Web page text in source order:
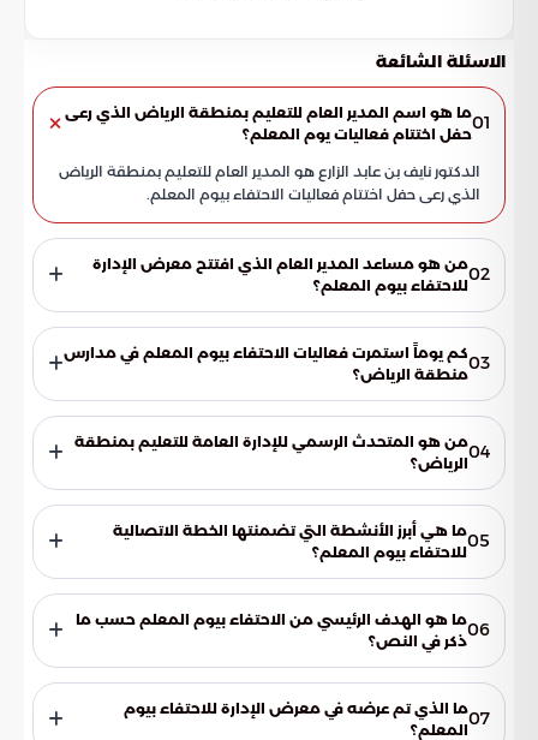
الاسئلة الشائعة
01ما هو اسم المدير العام للتعليم بمنطقة الرياض الذي رعى
حفل اختتام فعاليات يوم المعلم؟
الدكتور نايف بن عابد الزارع هو المدير العام للتعليم بمنطقة الرياض
الذي رعى حفل اختتام فعاليات الاحتفاء بيوم المعلم.
02من هو مساعد المدير العام الذي افتتح معرض الإدارة
للاحتفاء بيوم المعلم؟
افتتح معرض الإدارة للاحتفاء بيوم المعلم.
03كم يوماً استمرت فعاليات الاحتفاء بيوم المعلم في مدارس
منطقة الرياض؟
لمدة خمسة أيام.
04من هو المتحدث الرسمي للإدارة العامة للتعليم بمنطقة
الرياض؟
بمنطقة الرياض.
05ما هي أبرز الأنشطة التي تضمنتها الخطة الاتصالية
للاحتفاء بيوم المعلم؟
للإدارة والوسائل الإعلامية الأخرى.
06ما هو الهدف الرئيسي من الاحتفاء بيوم المعلم حسب ما
ذكر في النص؟
والارتقاء بالمجتمع وإعداد أجيال قادرة على المنافسة عالمياً.
07ما الذي تم عرضه في معرض الإدارة للاحتفاء بيوم
المعلم؟